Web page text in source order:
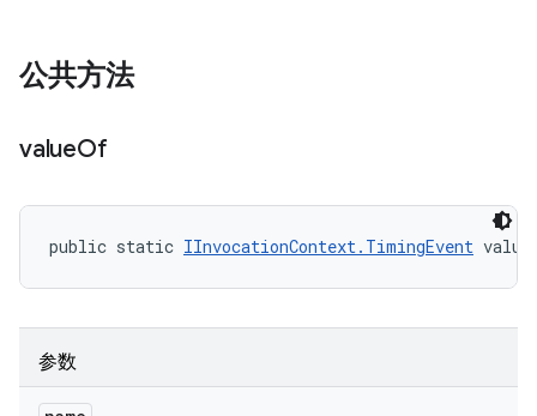
公共方法
valueOf
public static IInvocationContext.TimingEvent
参数